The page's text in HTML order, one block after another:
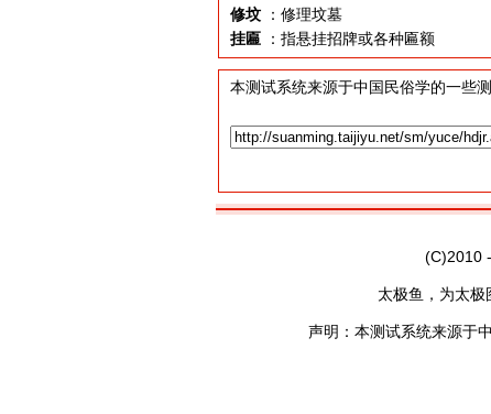
修坟
：修理坟墓
挂匾
：指悬挂招牌或各种匾额
本测试系统来源于中国民俗学的一些
(C)2010
太极鱼，为太极
声明：本测试系统来源于